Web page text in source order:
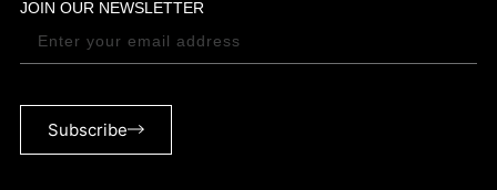
JOIN OUR NEWSLETTER
Subscribe